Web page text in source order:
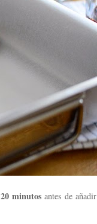
20 minutos antes de añadir